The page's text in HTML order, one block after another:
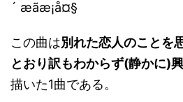
この曲は別れた恋人のことを
とおり訳もわからず(静かに)
描いた1曲である。